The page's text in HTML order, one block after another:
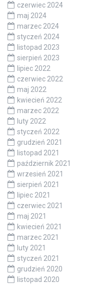
czerwiec 2024
maj 2024
marzec 2024
styczeń 2024
listopad 2023
sierpień 2023
lipiec 2022
czerwiec 2022
maj 2022
kwiecień 2022
marzec 2022
luty 2022
styczeń 2022
grudzień 2021
listopad 2021
październik 2021
wrzesień 2021
sierpień 2021
lipiec 2021
czerwiec 2021
maj 2021
kwiecień 2021
marzec 2021
luty 2021
styczeń 2021
grudzień 2020
listopad 2020